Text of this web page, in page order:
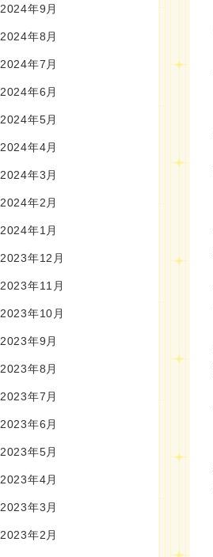
2024年9月
2024年8月
2024年7月
2024年6月
2024年5月
2024年4月
2024年3月
2024年2月
2024年1月
2023年12月
2023年11月
2023年10月
2023年9月
2023年8月
2023年7月
2023年6月
2023年5月
2023年4月
2023年3月
2023年2月